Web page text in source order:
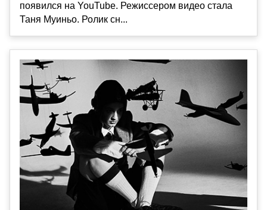
появился на YouTube. Режиссером видео стала
Таня Муиньо. Ролик сн...